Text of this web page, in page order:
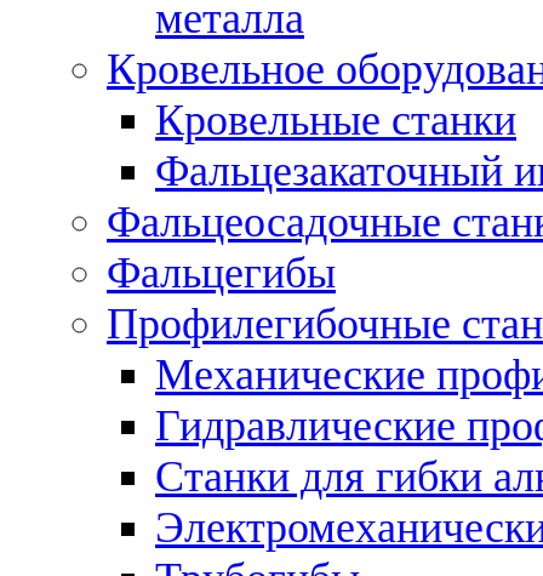
металла
Кровельное
Кровельные станки
Фальцезакаточный
Фальцеосадочные
Фальцегибы
Профилегибочные
Механические
Гидравлические
Станки для гибки